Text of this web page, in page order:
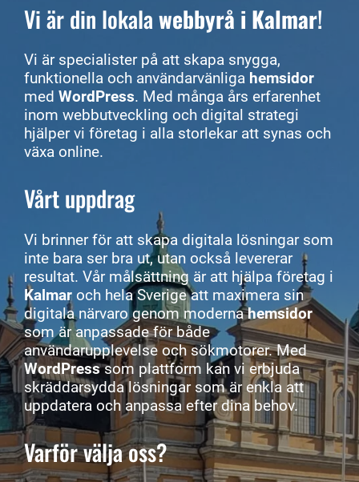
Vi är din lokalawebbyrå i Kalmar!
Vi är specialister på att skapa snygga,
funktionella och användarvänliga hemsidor
med WordPress. Med många års erfarenhet
inom webbutveckling och digital strategi
hjälper vi företag i alla storlekar att synas och
växa online.
Vårt uppdrag
Vi brinner för att skapa digitala lösningar som
inte bara ser bra ut, utan också levererar
resultat. Vår målsättning är att hjälpa företag i
Kalmar och hela Sverige att maximera sin
digitala närvaro genom modernahemsidor
som är anpassade för både
användarupplevelse och sökmotorer. Med
WordPresssom plattform kan vi erbjuda
skräddarsydda lösningar som är enkla att
uppdatera och anpassa efter dina behov.
Varför välja oss?